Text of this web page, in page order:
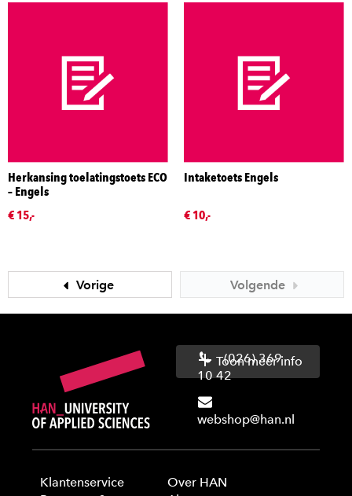
Herkansing toelatingstoets ECO
– Engels
€ 15,-
Intaketoets Engels
€ 10,-
Vorige Volgende
(026) 369
10 42
webshop@han.nl
Toon meer info
Klantenservice
Over HAN